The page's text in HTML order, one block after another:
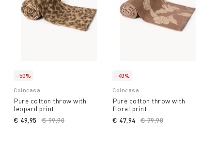
-50%
Coincasa
Pure cotton throw with
leopard print
Price reduced from
€ 99,90
€ 49,95
-40%
Coincasa
Pure cotton throw with
floral print
Price reduced from
€ 79,90
€ 47,94